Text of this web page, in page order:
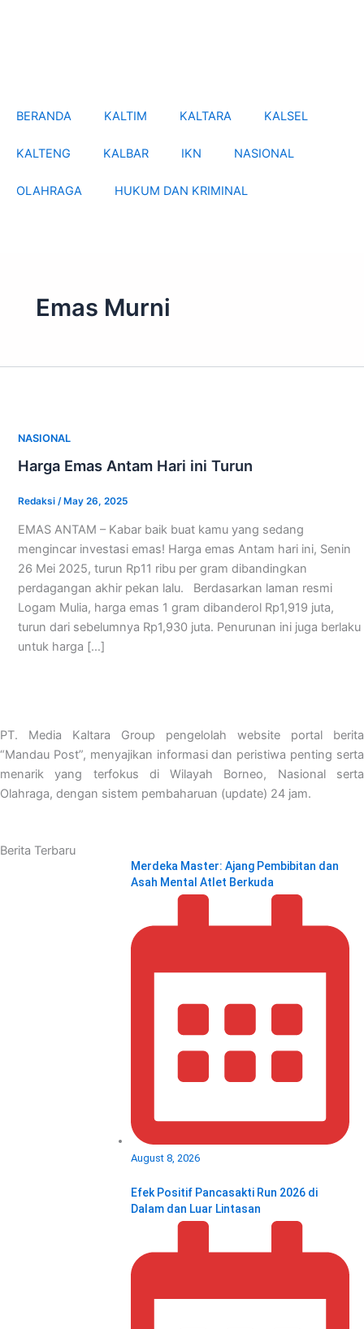
BERANDA KALTIM KALTARA KALSEL
KALTENG KALBAR IKN NASIONAL
OLAHRAGA HUKUM DAN KRIMINAL
Emas Murni
NASIONAL
Harga Emas Antam Hari ini Turun
Redaksi / May 26, 2025
EMAS ANTAM – Kabar baik buat kamu yang sedang
mengincar investasi emas! Harga emas Antam hari ini, Senin
26 Mei 2025, turun Rp11 ribu per gram dibandingkan
perdagangan akhir pekan lalu. Berdasarkan laman resmi
Logam Mulia, harga emas 1 gram dibanderol Rp1,919 juta,
turun dari sebelumnya Rp1,930 juta. Penurunan ini juga berlaku
untuk harga […]
PT. Media Kaltara Group pengelolah website portal berita
“Mandau Post”, menyajikan informasi dan peristiwa penting serta
menarik yang terfokus di Wilayah Borneo, Nasional serta
Olahraga, dengan sistem pembaharuan (update) 24 jam.
Berita Terbaru
Merdeka Master: Ajang Pembibitan dan
Asah Mental Atlet Berkuda
August 8, 2026
Efek Positif Pancasakti Run 2026 di
Dalam dan Luar Lintasan